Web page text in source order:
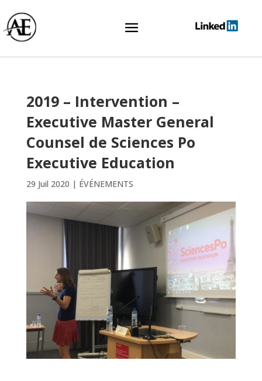
2019 – Intervention –
Executive Master General
Counsel de Sciences Po
Executive Education
29 Juil 2020 | ÉVÉNEMENTS